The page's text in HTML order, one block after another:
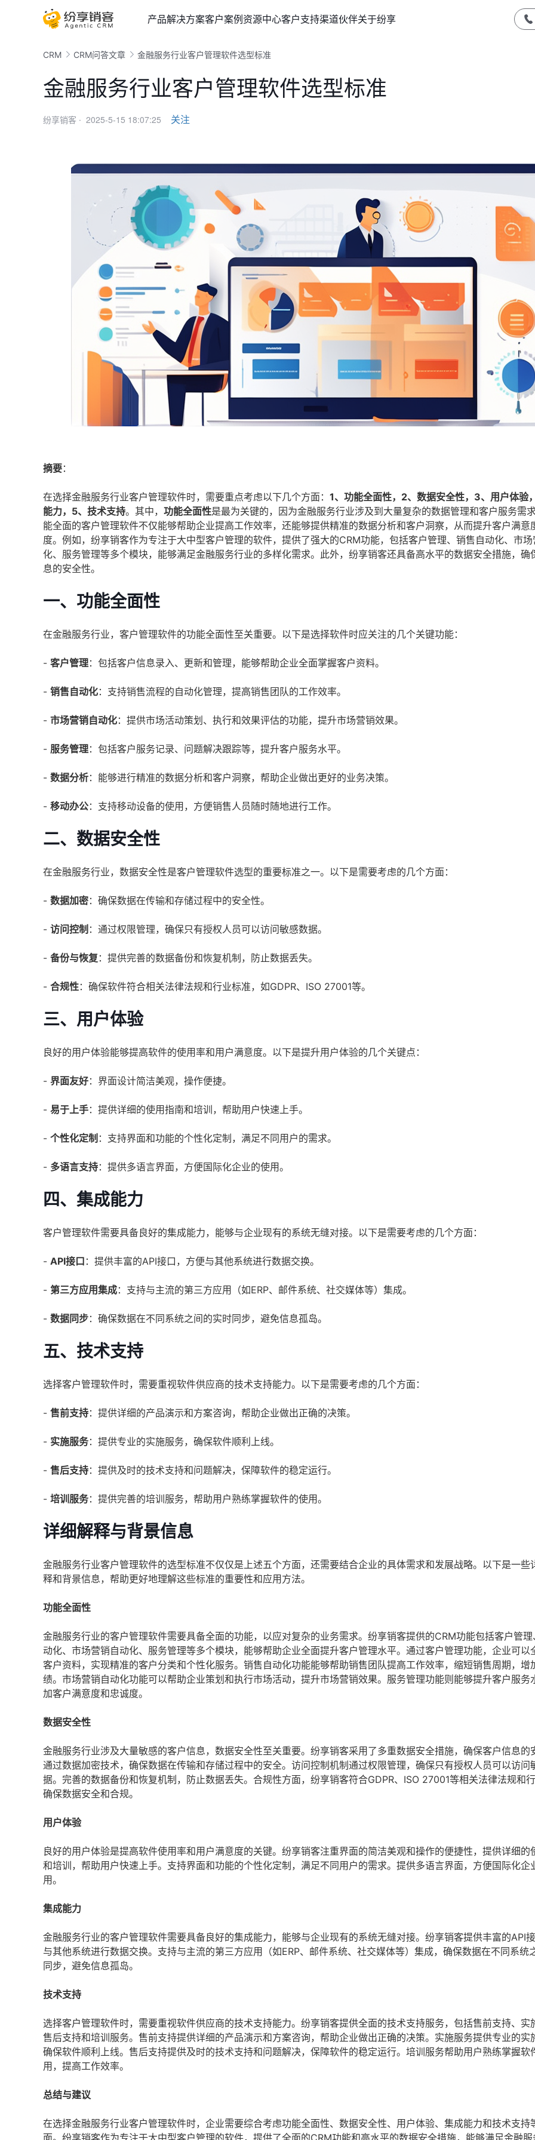
产品解决方案客户案例资源中心客户支持渠道伙伴关于纷享
CRM CRM问答文章 金融服务行业客户管理软件选型标准
金融服务行业客户管理软件选型标准
纷享销客 · 2025-5-15 18:07:25 关注
摘要：
在选择金融服务行业客户管理软件时，需要重点考虑以下几个方面： 1、功能全面性，2、数据安全性，3、用户体验
能力，5、技术支持。其中， 功能全面性是最为关键的，因为金融服务行业涉及到大量复杂的数据管理和客户服务需
能全面的客户管理软件不仅能够帮助企业提高工作效率，还能够提供精准的数据分析和客户洞察，从而提升客户满意
度。例如，纷享销客作为专注于大中型客户管理的软件，提供了强大的CRM功能，包括客户管理、销售自动化、市
化、服务管理等多个模块，能够满足金融服务行业的多样化需求。此外，纷享销客还具备高水平的数据安全措施，确
息的安全性。
一、功能全面性
在金融服务行业，客户管理软件的功能全面性至关重要。以下是选择软件时应关注的几个关键功能：
- 客户管理：包括客户信息录入、更新和管理，能够帮助企业全面掌握客户资料。
- 销售自动化：支持销售流程的自动化管理，提高销售团队的工作效率。
- 市场营销自动化：提供市场活动策划、执行和效果评估的功能，提升市场营销效果。
- 服务管理：包括客户服务记录、问题解决跟踪等，提升客户服务水平。
- 数据分析：能够进行精准的数据分析和客户洞察，帮助企业做出更好的业务决策。
- 移动办公：支持移动设备的使用，方便销售人员随时随地进行工作。
二、数据安全性
在金融服务行业，数据安全性是客户管理软件选型的重要标准之一。以下是需要考虑的几个方面：
- 数据加密：确保数据在传输和存储过程中的安全性。
- 访问控制 ：通过权限管理，确保只有授权人员可以访问敏感数据。
- 备份与恢复 ：提供完善的数据备份和恢复机制，防止数据丢失。
- 合规性：确保软件符合相关法律法规和行业标准，如GDPR、ISO 27001等。
三、用户体验
良好的用户体验能够提高软件的使用率和用户满意度。以下是提升用户体验的几个关键点：
- 界面友好：界面设计简洁美观，操作便捷。
- 易于上手：提供详细的使用指南和培训，帮助用户快速上手。
- 个性化定制 ：支持界面和功能的个性化定制，满足不同用户的需求。
- 多语言支持：提供多语言界面，方便国际化企业的使用。
四、集成能力
客户管理软件需要具备良好的集成能力，能够与企业现有的系统无缝对接。以下是需要考虑的几个方面：
- API接口 ：提供丰富的API接口，方便与其他系统进行数据交换。
- 第三方应用集成：支持与主流的第三方应用（如ERP、邮件系统、社交媒体等）集成。
- 数据同步：确保数据在不同系统之间的实时同步，避免信息孤岛。
五、技术支持
选择客户管理软件时，需要重视软件供应商的技术支持能力。以下是需要考虑的几个方面：
- 售前支持：提供详细的产品演示和方案咨询，帮助企业做出正确的决策。
- 实施服务：提供专业的实施服务，确保软件顺利上线。
- 售后支持：提供及时的技术支持和问题解决，保障软件的稳定运行。
- 培训服务：提供完善的培训服务，帮助用户熟练掌握软件的使用。
详细解释与背景信息
金融服务行业客户管理软件的选型标准不仅仅是上述五个方面，还需要结合企业的具体需求和发展战略。以下是一些
释和背景信息，帮助更好地理解这些标准的重要性和应用方法。
功能全面性
金融服务行业的客户管理软件需要具备全面的功能，以应对复杂的业务需求。纷享销客提供的CRM功能包括客户管
动化、市场营销自动化、服务管理等多个模块，能够帮助企业全面提升客户管理水平。通过客户管理功能，企业可以
客户资料，实现精准的客户分类和个性化服务。销售自动化功能能够帮助销售团队提高工作效率，缩短销售周期，增
绩。市场营销自动化功能可以帮助企业策划和执行市场活动，提升市场营销效果。服务管理功能则能够提升客户服务
加客户满意度和忠诚度。
数据安全性
金融服务行业涉及大量敏感的客户信息，数据安全性至关重要。纷享销客采用了多重数据安全措施，确保客户信息的
通过数据加密技术，确保数据在传输和存储过程中的安全。访问控制机制通过权限管理，确保只有授权人员可以访问
据。完善的数据备份和恢复机制，防止数据丢失。合规性方面，纷享销客符合GDPR、ISO 27001等相关法律法规和
确保数据安全和合规。
用户体验
良好的用户体验是提高软件使用率和用户满意度的关键。纷享销客注重界面的简洁美观和操作的便捷性，提供详细的
和培训，帮助用户快速上手。支持界面和功能的个性化定制，满足不同用户的需求。提供多语言界面，方便国际化企
用。
集成能力
金融服务行业的客户管理软件需要具备良好的集成能力，能够与企业现有的系统无缝对接。纷享销客提供丰富的API
与其他系统进行数据交换。支持与主流的第三方应用（如ERP、邮件系统、社交媒体等）集成，确保数据在不同系统
同步，避免信息孤岛。
技术支持
选择客户管理软件时，需要重视软件供应商的技术支持能力。纷享销客提供全面的技术支持服务，包括售前支持、实
售后支持和培训服务。售前支持提供详细的产品演示和方案咨询，帮助企业做出正确的决策。实施服务提供专业的实
确保软件顺利上线。售后支持提供及时的技术支持和问题解决，保障软件的稳定运行。培训服务帮助用户熟练掌握软
用，提高工作效率。
总结与建议
在选择金融服务行业客户管理软件时，企业需要综合考虑功能全面性、数据安全性、用户体验、集成能力和技术支持
面。纷享销客作为专注于大中型客户管理的软件，提供了全面的CRM功能和高水平的数据安全措施，能够满足金融